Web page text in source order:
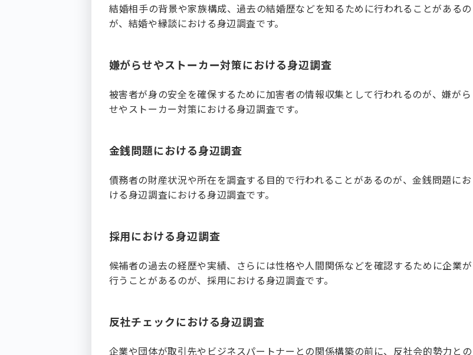
⁠結婚相手の背景や家族構成、過去の結婚歴などを知るために行われることがあるの
が、結婚や縁談における身辺調査です。
嫌がらせやストーカー対策における身辺調査
被害者が身の安全を確保するために加害者の情報収集として行われるのが、嫌がら
せやストーカー対策における身辺調査です。
金銭問題における身辺調査
債務者の財産状況や所在を調査する目的で行われることがあるのが、金銭問題にお
ける身辺調査における身辺調査です。
採用における身辺調査
候補者の過去の経歴や実績、さらには性格や人間関係などを確認するために企業が
行うことがあるのが、採用における身辺調査です。
反社チェックにおける身辺調査
企業や団体が取引先やビジネスパートナーとの関係構築の前に、反社会的勢力との